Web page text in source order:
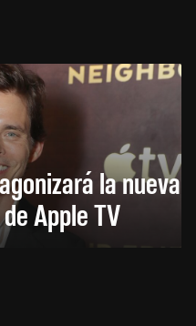
la nueva
Apple TV